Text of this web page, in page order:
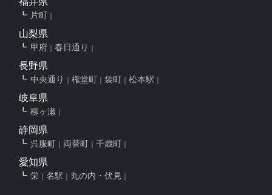
片町
山梨県
甲府 春日通り
長野県
中央通り 権堂町 袋町 松本駅
岐阜県
柳ヶ瀬
静岡県
呉服町 両替町 千歳町
愛知県
栄 名駅 丸の内・伏見